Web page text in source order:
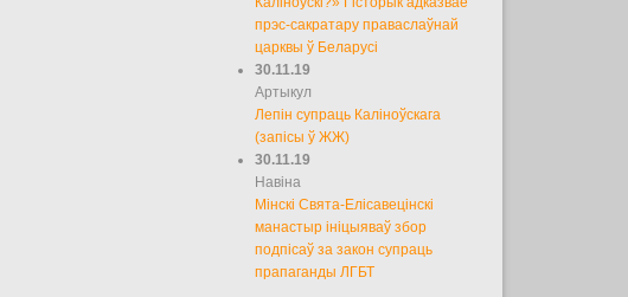
прэс-сакратару праваслаўнай
царквы ў Беларусі
30.11.19
Артыкул
Лепін супраць Каліноўскага
(запісы ў ЖЖ)
30.11.19
Навіна
Мінскі Свята-Елісавецінскі
манастыр ініцыяваў збор
подпісаў за закон супраць
прапаганды ЛГБТ